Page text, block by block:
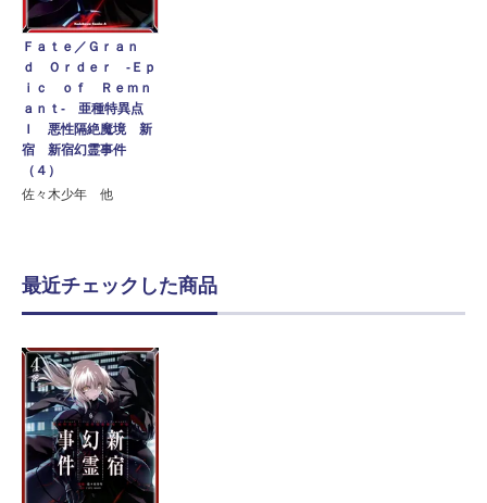
Ｆａｔｅ／Ｇｒａｎ
ｄ Ｏｒｄｅｒ ‐Ｅｐ
ｉｃ ｏｆ Ｒｅｍｎ
ａｎｔ‐ 亜種特異点
Ｉ 悪性隔絶魔境 新
宿 新宿幻霊事件
（４）
佐々木少年 他
最近チェックした商品